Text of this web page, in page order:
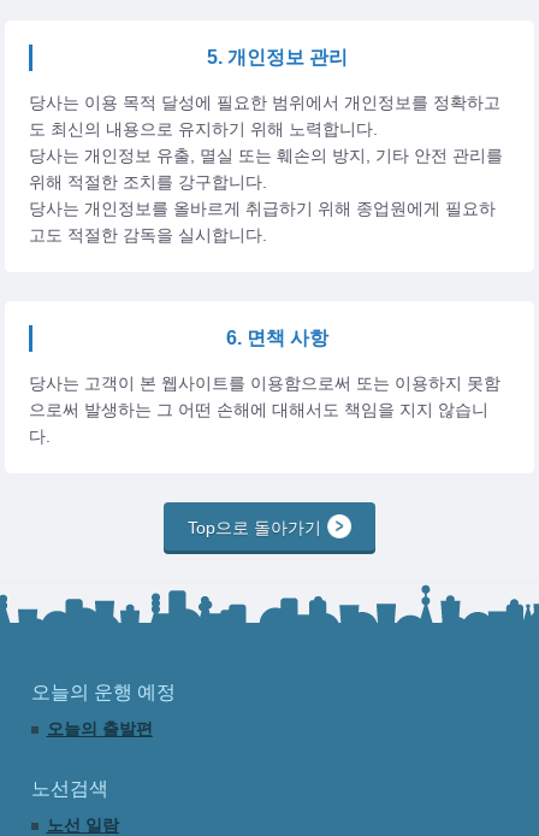
5. 개인정보 관리
당사는 이용 목적 달성에 필요한 범위에서 개인정보를 정확하고
도 최신의 내용으로 유지하기 위해 노력합니다.
당사는 개인정보 유출, 멸실 또는 훼손의 방지, 기타 안전 관리를
위해 적절한 조치를 강구합니다.
당사는 개인정보를 올바르게 취급하기 위해 종업원에게 필요하
고도 적절한 감독을 실시합니다.
6. 면책 사항
당사는 고객이 본 웹사이트를 이용함으로써 또는 이용하지 못함
으로써 발생하는 그 어떤 손해에 대해서도 책임을 지지 않습니
다.
Top으로 돌아가기
오늘의 운행 예정
오늘의 출발편
노선검색
노선 일람